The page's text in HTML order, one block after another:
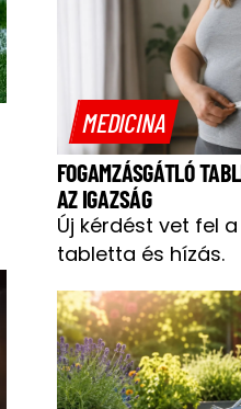
MEDICINA
FOGAMZÁSGÁTLÓ
AZ IGAZSÁG
Új kérdést vet fel
tabletta és hízás.